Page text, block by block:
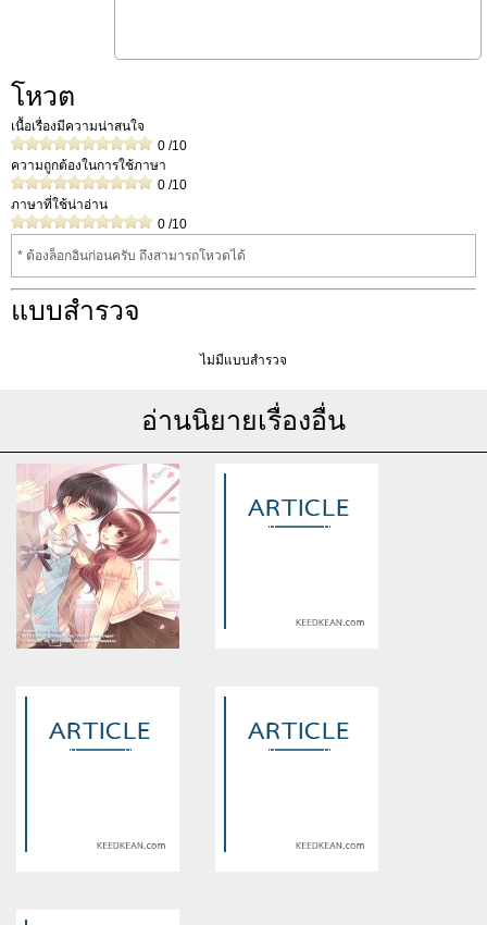
โหวต
เนื้อเรื่องมีความน่าสนใจ
0 /10
ความถูกต้องในการใช้ภาษา
0 /10
ภาษาที่ใช้น่าอ่าน
0 /10
* ต้องล็อกอินก่อนครับ ถึงสามารถโหวดได้
แบบสำรวจ
ไม่มีแบบสำรวจ
อ่านนิยายเรื่องอื่น
assumed 'article_topic' (this
will throw an Error in a future
assumed 'article_topic' (this
will throw an Error in a future